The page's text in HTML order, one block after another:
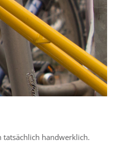
tatsächlich handwerklich.